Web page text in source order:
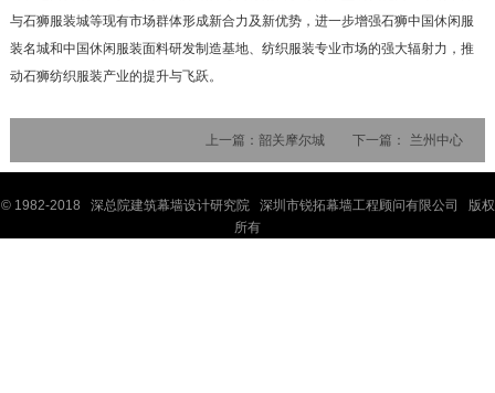
与石狮服装城等现有市场群体形成新合力及新优势，进一步增强石狮中国休闲服
装名城和中国休闲服装面料研发制造基地、纺织服装专业市场的强大辐射力，推
动石狮纺织服装产业的提升与飞跃。
上一篇：韶关摩尔城 下一篇： 兰州中心
© 1982-2018 深总院建筑幕墙设计研究院 深圳市锐拓幕墙工程顾问有限公司 版权
所有